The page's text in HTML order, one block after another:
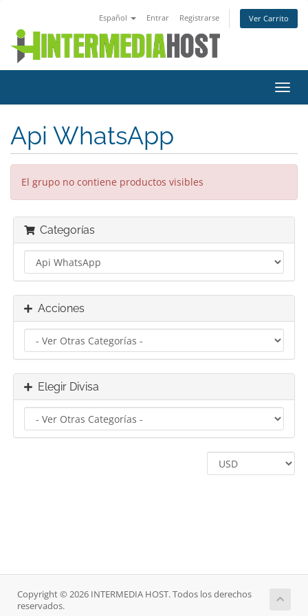
Español Entrar Registrarse Ver Carrito
Api WhatsApp
El grupo no contiene productos visibles
Categorías
Acciones
Elegir Divisa
Copyright © 2026 INTERMEDIA HOST. Todos los derechos
reservados.